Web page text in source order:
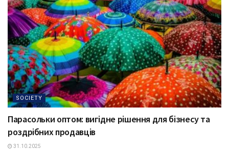
SOCIETY
Парасольки оптом: вигідне рішення для бізнесу та
роздрібних продавців
31.10.2025